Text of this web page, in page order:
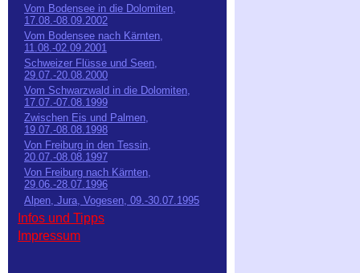
Vom Bodensee in die Dolomiten,
17.08.-08.09.2002
Vom Bodensee nach Kärnten,
11.08.-02.09.2001
Schweizer Flüsse und Seen,
29.07.-20.08.2000
Vom Schwarzwald in die Dolomiten,
17.07.-07.08.1999
Zwischen Eis und Palmen,
19.07.-08.08.1998
Von Freiburg in den Tessin,
20.07.-08.08.1997
Von Freiburg nach Kärnten,
29.06.-28.07.1996
Alpen, Jura, Vogesen, 09.-30.07.1995
Infos und Tipps
Impressum